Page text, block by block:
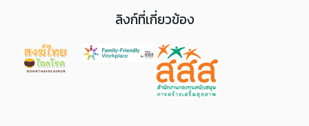
ลิงก์ที่เกี่ยวข้อง